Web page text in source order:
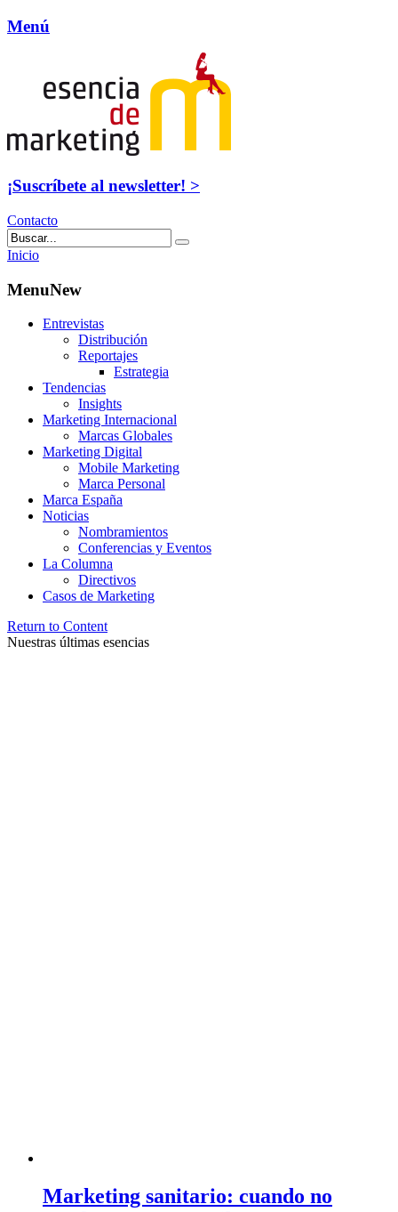
Menú
¡Suscríbete al newsletter! >
Contacto
Inicio
MenuNew
Entrevistas
Distribución
Reportajes
Estrategia
Tendencias
Insights
Marketing Internacional
Marcas Globales
Marketing Digital
Mobile Marketing
Marca Personal
Marca España
Noticias
Nombramientos
Conferencias y Eventos
La Columna
Directivos
Casos de Marketing
Return to Content
Nuestras últimas esencias
Marketing sanitario: cuando no